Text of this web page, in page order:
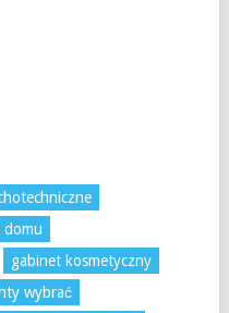
domu
gabinet kosmetyczny
wybrać